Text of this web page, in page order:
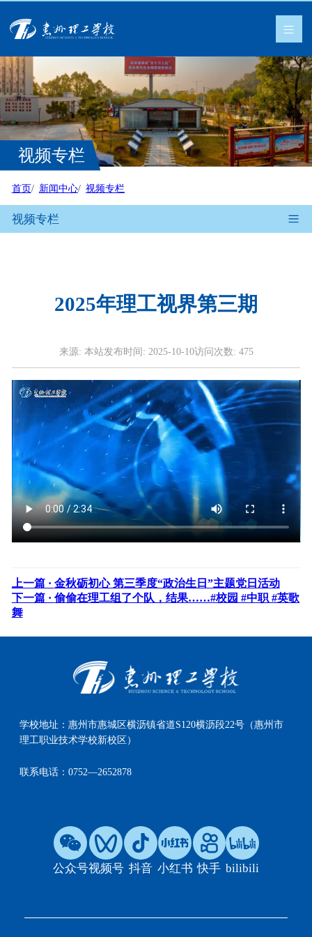
视频专栏
首页 新闻中心 视频专栏
视频专栏
2025年理工视界第三期
来源: 本站发布时间: 2025-10-10访问次数: 475
上一篇 · 金秋砺初心 第三季度“政治生日”主题党日活动
下一篇 · 偷偷在理工组了个队，结果……#校园 #中职 #英歌
舞
学校地址：惠州市惠城区横沥镇省道S120横沥段22号（惠州市
理工职业技术学校新校区）
联系电话：0752—2652878
公众号视频号 抖音 小红书 快手 bilibili